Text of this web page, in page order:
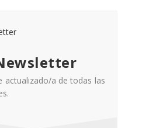
actualizado/a de todas las